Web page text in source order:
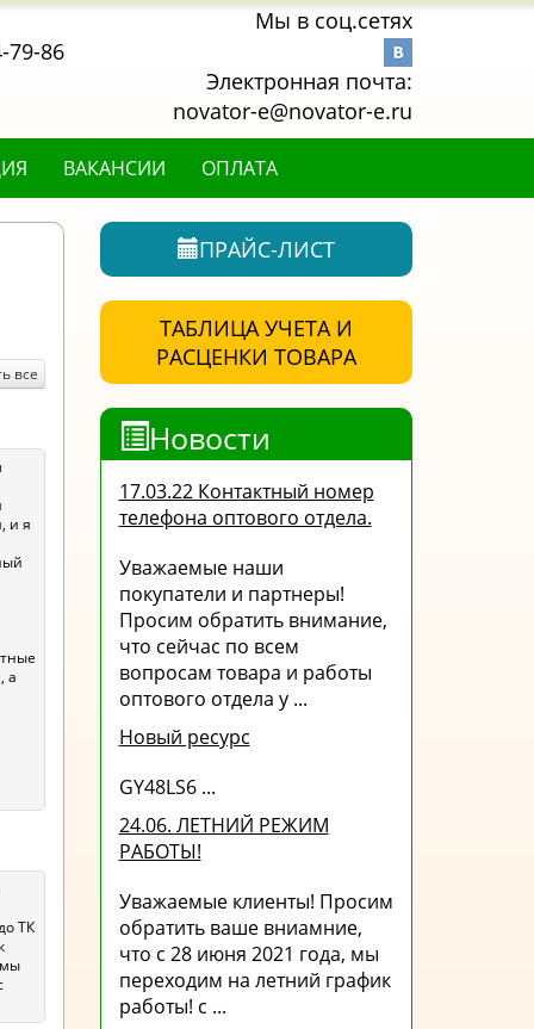
79-86
Мы в соц.сетях
Электронная почта:
novator-e@novator-e.ru
ВАКАНСИИ ОПЛАТА
все
и я
а
ТК
мы
ПРАЙС-ЛИСТ
ТАБЛИЦА УЧЕТА И
РАСЦЕНКИ ТОВАРА
Новости
17.03.22 Контактный номер
телефона оптового отдела.
Уважаемые наши
покупатели и партнеры!
Просим обратить внимание,
что сейчас по всем
вопросам товара и работы
оптового отдела у ...
Новый ресурс
GY48LS6 ...
24.06. ЛЕТНИЙ РЕЖИМ
РАБОТЫ!
Уважаемые клиенты! Просим
обратить ваше вниамние,
что с 28 июня 2021 года, мы
переходим на летний график
работы! с ...